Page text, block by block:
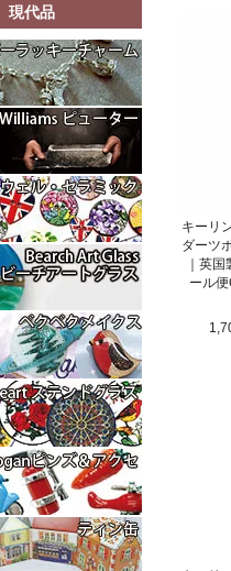
キーリ
ダーツ
｜英
ール
現代品